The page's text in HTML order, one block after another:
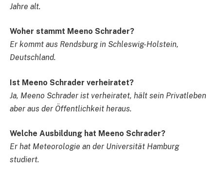
Jahre alt.
Woher stammt Meeno Schrader?
Er kommt aus Rendsburg in Schleswig-Holstein,
Deutschland.
Ist Meeno Schrader verheiratet?
Ja, Meeno Schrader ist verheiratet, hält sein Privatleben
aber aus der Öffentlichkeit heraus.
Welche Ausbildung hat Meeno Schrader?
Er hat Meteorologie an der Universität Hamburg
studiert.